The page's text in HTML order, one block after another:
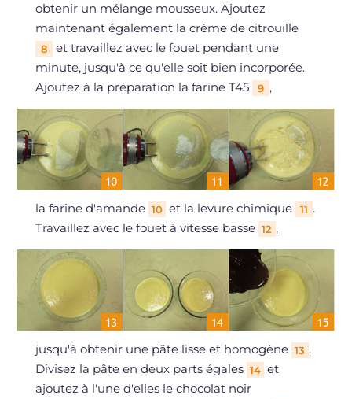
obtenir un mélange mousseux. Ajoutez
maintenant également la crème de citrouille
8
et travaillez avec le fouet pendant une
minute, jusqu'à ce qu'elle soit bien incorporée.
Ajoutez à la préparation la farine T45
9 ,
la farine d'amande 10 et la levure chimique 11 .
Travaillez avec le fouet à vitesse basse 12 ,
jusqu'à obtenir une pâte lisse et homogène 13 .
Divisez la pâte en deux parts égales 14 et
ajoutez à l'une d'elles le chocolat noir